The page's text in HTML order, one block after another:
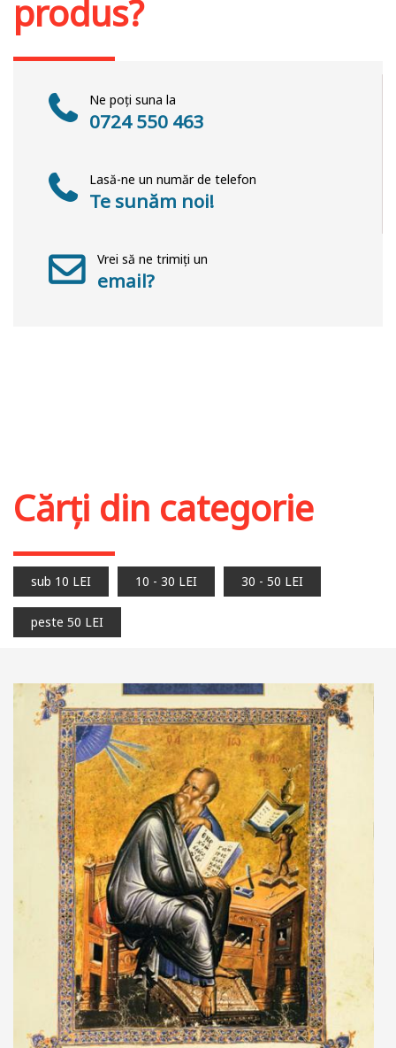
produs?
Ne poți suna la
0724 550 463
Lasă-ne un număr de telefon
Te sunăm noi!
Vrei să ne trimiți un
email?
Cărți din categorie
sub 10 LEI 10 - 30 LEI 30 - 50 LEI
peste 50 LEI